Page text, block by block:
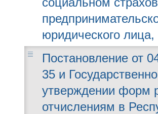
юридического лица,
Постановление от
35 и
утверждении форм
отчислениям в